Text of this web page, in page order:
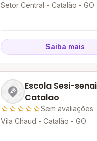
Setor Central - Catalão - GO
Saiba mais
Escola Sesi-senai
Catalao
Sem avaliações
Vila Chaud - Catalão - GO